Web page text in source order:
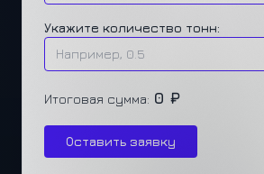
Укажите количество тонн:
Итоговая сумма: 0 ₽
Оставить заявку